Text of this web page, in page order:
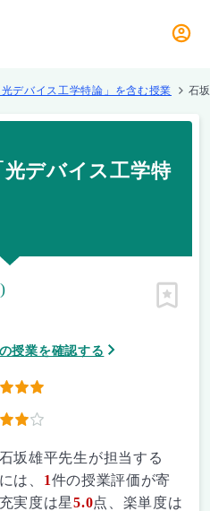
光デバイス工学特論」を含む授業 石
デバイス工学特
授業を確認する
ピン留
坂雄平先生が担当する
は、 1件の授業評価が寄
実度は星5.0点、楽単度は